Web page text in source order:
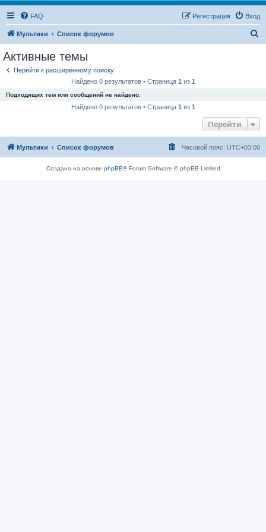
FAQ Вход
Регистрация
Мультики Список форумов
Активные темы
Перейти к расширенному поиску
Найдено 0 результатов • Страница 1 из 1
Подходящих тем или сообщений не найдено.
Найдено 0 результатов • Страница 1 из 1
Перейти
Мультики Список форумов Часовой пояс: UTC+03:00
Создано на основе phpBB® Forum Software © phpBB Limited